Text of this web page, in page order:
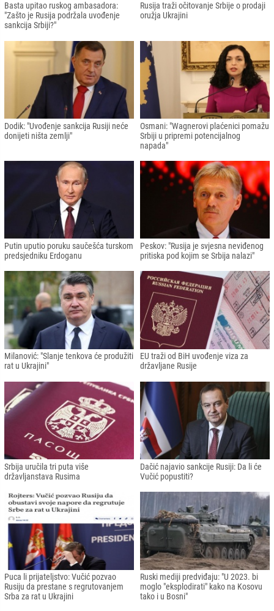
Basta upitao ruskog ambasadora:
"Zašto je Rusija podržala uvođenje
sankcija Srbiji?"
Rusija traži očitovanje Srbije o prodaji
oružja Ukrajini
Dodik: "Uvođenje sankcija Rusiji neće
donijeti ništa zemlji"
Osmani: "Wagnerovi plaćenici pomažu
Srbiji u pripremi potencijalnog
napada"
Putin uputio poruku saučešća turskom
predsjedniku Erdoganu
Peskov: "Rusija je svjesna neviđenog
pritiska pod kojim se Srbija nalazi"
Milanović: "Slanje tenkova će produžiti
rat u Ukrajini"
EU traži od BiH uvođenje viza za
državljane Rusije
Srbija uručila tri puta više
državljanstava Rusima
Dačić najavio sankcije Rusiji: Da li će
Vučić popustiti?
Puca li prijateljstvo: Vučić pozvao
Rusiju da prestane s regrutovanjem
Srba za rat u Ukrajini
Ruski mediji predviđaju: "U 2023. bi
moglo "eksplodirati" kako na Kosovu
tako i u Bosni"